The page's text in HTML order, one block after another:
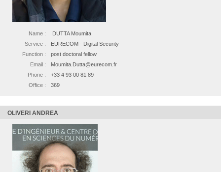
Name :
DUTTA Moumita
Service :
EURECOM - Digital Security
Function :
post doctoral fellow
Email :
Moumita.Dutta@eurecom.fr
Phone :
+33 4 93 00 81 89
Office :
369
OLIVERI ANDREA